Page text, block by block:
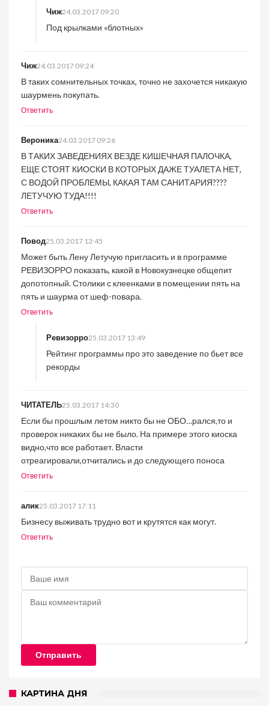
Чиж24.03.2017 09:20
Под крылками «блотных»
Чиж24.03.2017 09:24
В таких сомнительных точках, точно не захочется никакую
шаурмень покупать.
Ответить
Вероника24.03.2017 09:26
В ТАКИХ ЗАВЕДЕНИЯХ ВЕЗДЕ КИШЕЧНАЯ ПАЛОЧКА,
ЕЩЕ СТОЯТ КИОСКИ В КОТОРЫХ ДАЖЕ ТУАЛЕТА НЕТ,
С ВОДОЙ ПРОБЛЕМЫ, КАКАЯ ТАМ САНИТАРИЯ????
ЛЕТУЧУЮ ТУДА!!!!
Ответить
Повод25.03.2017 13:45
Может быть Лену Летучую пригласить и в программе
РЕВИЗОРРО показать, какой в Новокузнецке общепит
допотопный. Столики с клеенками в помещении пять на
пять и шаурма от шеф-повара.
Ответить
Ревизорро25.03.2017 13:49
Рейтинг программы про это заведение по бьет все
рекорды
ЧИТАТЕЛЬ25.03.2017 14:30
Если бы прошлым летом никто бы не ОБО…рался,то и
проверок никаких бы не было. На примере этого киоска
видно,что все работает. Власти
отреагировали,отчитались и до следующего поноса
Ответить
алик25.03.2017 17:11
Бизнесу выживать трудно вот и крутятся как могут.
Ответить
Отправить
КАРТИНА ДНЯ